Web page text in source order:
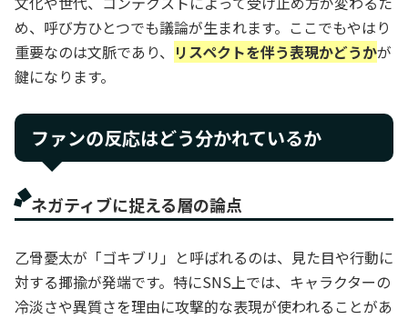
め、呼び方ひとつでも議論が生まれます。ここでもやはり
重要なのは文脈であり、 リスペクトを伴う表現かどうかが
鍵になります。
ファンの反応はどう分かれているか
ネガティブに捉える層の論点
乙骨憂太が「ゴキブリ」と呼ばれるのは、見た目や行動に
対する揶揄が発端です。特にSNS上では、キャラクターの
冷淡さや異質さを理由に攻撃的な表現が使われることがあ